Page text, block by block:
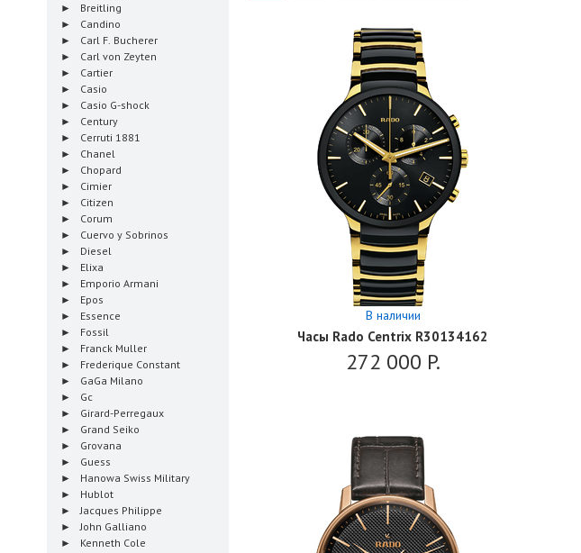
Breitling
Candino
Carl F. Bucherer
Carl von Zeyten
Cartier
Casio
Casio G-shock
Century
Cerruti 1881
Chanel
Chopard
Cimier
Citizen
Corum
Cuervo y Sobrinos
Diesel
Elixa
Emporio Armani
Epos
Essence
Fossil
Franck Muller
Frederique Constant
GaGa Milano
Gc
Girard-Perregaux
Grand Seiko
Grovana
Guess
Hanowa Swiss Military
Hublot
Jacques Philippe
John Galliano
Kenneth Cole
В наличии
Часы Rado Centrix R30134162
272 000 P.